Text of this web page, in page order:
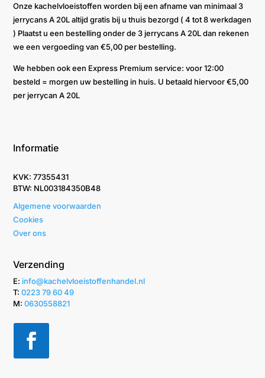
Onze kachelvloeistoffen worden bij een afname van minimaal 3
jerrycans A 20L altijd gratis bij u thuis bezorgd ( 4 tot 8 werkdagen
) Plaatst u een bestelling onder de 3 jerrycans A 20L dan rekenen
we een vergoeding van €5,00 per bestelling.
We hebben ook een Express Premium service: voor 12:00
besteld = morgen uw bestelling in huis. U betaald hiervoor €5,00
per jerrycan A 20L
Informatie
KVK: 77355431
BTW: NL003184350B48
Algemene voorwaarden
Cookies
Over ons
Verzending
E: info@kachelvloeistoffenhandel.nl
T: ‭0223 79 60 49‬
M:0630558821